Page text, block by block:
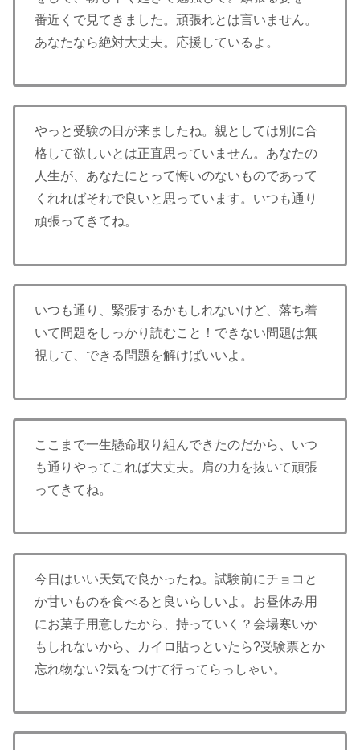
番近くで見てきました。頑張れとは言いません。
あなたなら絶対大丈夫。応援しているよ。
やっと受験の日が来ましたね。親としては別に合
格して欲しいとは正直思っていません。あなたの
人生が、あなたにとって悔いのないものであって
くれればそれで良いと思っています。いつも通り
頑張ってきてね。
いつも通り、緊張するかもしれないけど、落ち着
いて問題をしっかり読むこと！できない問題は無
視して、できる問題を解けばいいよ。
ここまで一生懸命取り組んできたのだから、いつ
も通りやってこれば大丈夫。肩の力を抜いて頑張
ってきてね。
今日はいい天気で良かったね。試験前にチョコと
か甘いものを食べると良いらしいよ。お昼休み用
にお菓子用意したから、持っていく？会場寒いか
もしれないから、カイロ貼っといたら?受験票とか
忘れ物ない?気をつけて行ってらっしゃい。